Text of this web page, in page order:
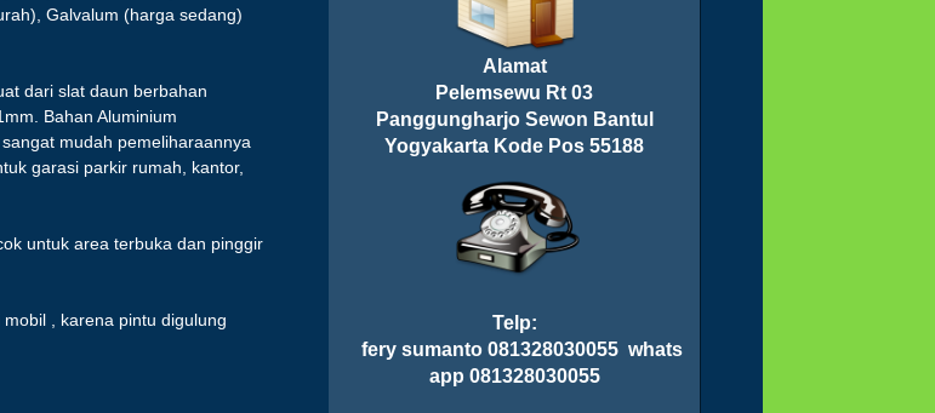
Galvalum (harga sedang)
dari slat daun berbahan
Bahan Aluminium
mudah pemeliharaannya
garasi parkir rumah, kantor,
untuk area terbuka dan pinggir
, karena pintu digulung
Alamat
Pelemsewu Rt 03
Panggungharjo Sewon Bantul
Yogyakarta Kode Pos 55188
Telp:
fery sumanto 081328030055 whats
app 081328030055